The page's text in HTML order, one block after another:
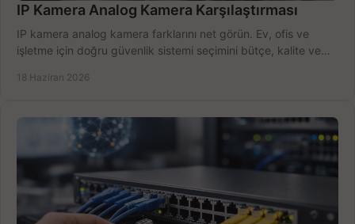
IP Kamera Analog Kamera Karşılaştırması
IP kamera analog kamera farklarını net görün. Ev, ofis ve
işletme için doğru güvenlik sistemi seçimini bütçe, kalite ve
18 Haziran 2026